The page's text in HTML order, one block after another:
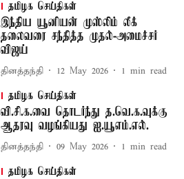
தமிழக செய்திகள்
இந்திய யூனியன் முஸ்லிம் லீக்
தலைவரை சந்தித்த முதல்-அமைச்சர்
விஜய்
தினத்தந்தி 12 May 2026 1 min read
தமிழக செய்திகள்
வி.சி.க.வை தொடர்ந்து த.வெ.க.வுக்கு
ஆதரவு வழங்கியது ஐ.யூஎம்.எல்.
தினத்தந்தி 09 May 2026 1 min read
தமிழக செய்திகள்